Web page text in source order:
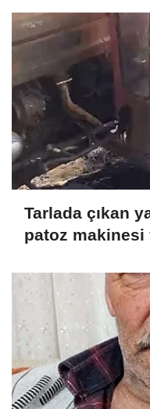
Tarlada çıkan
patoz makinesi